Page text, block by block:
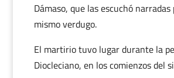
Dámaso, que las escuchó narradas
mismo verdugo.
El martirio tuvo lugar durante la
Diocleciano, en los comienzos del